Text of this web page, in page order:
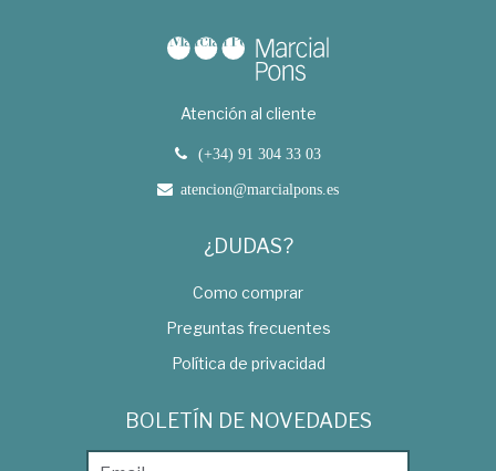
Atención al cliente
(+34) 91 304 33 03
atencion@marcialpons.es
¿DUDAS?
Como comprar
Preguntas frecuentes
Política de privacidad
BOLETÍN DE NOVEDADES